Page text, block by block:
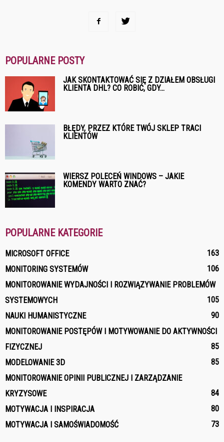
POPULARNE POSTY
JAK SKONTAKTOWAĆ SIĘ Z DZIAŁEM OBSŁUGI
KLIENTA DHL? CO ROBIĆ, GDY...
BŁĘDY, PRZEZ KTÓRE TWÓJ SKLEP TRACI
KLIENTÓW
WIERSZ POLECEŃ WINDOWS – JAKIE
KOMENDY WARTO ZNAĆ?
POPULARNE KATEGORIE
MICROSOFT OFFICE
163
MONITORING SYSTEMÓW
106
MONITOROWANIE WYDAJNOŚCI I ROZWIĄZYWANIE PROBLEMÓW
SYSTEMOWYCH
105
NAUKI HUMANISTYCZNE
90
MONITOROWANIE POSTĘPÓW I MOTYWOWANIE DO AKTYWNOŚCI
FIZYCZNEJ
85
MODELOWANIE 3D
85
MONITOROWANIE OPINII PUBLICZNEJ I ZARZĄDZANIE
KRYZYSOWE
84
MOTYWACJA I INSPIRACJA
80
MOTYWACJA I SAMOŚWIADOMOŚĆ
73